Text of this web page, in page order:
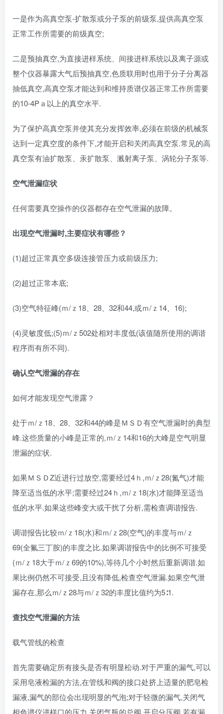
一是作为高真空泵-扩散泵或分子泵的前级泵,提供高真空泵
正常工作所需要的前级真空;
二是预抽真空,为直接进样系统、间接进样系统以及离子源或
整个仪器暴露大气后预抽真空,色质联用时也用于分子分离器
抽低真空,高真空泵才能达到和维持质谱仪器正常工作所需要
的10-4Pａ以上的真空水平.
为了保护高真空泵并使其充分发挥效率,必须在前级的机械泵
达到一定真空度的条件下,才能开启和关闭高真空泵.常见的高
真空泵有油扩散泵、汞扩散泵、溅射离子泵、涡轮分子泵等.
空气泄漏症状
任何需要真空操作的仪器都存在空气泄漏的故障。
出现空气泄漏时,主要症状有哪些？
(1)超过正常真空多级连接管压力或前级压力;
(2)超过正常本底;
(3)空气特征峰(ｍ/ｚ18、28、32和44,或ｍ/ｚ14、16);
(4)灵敏度低;(5)ｍ/ｚ502处相对丰度低(该值随所使用的调谐
程序而有所不同).
确认空气泄漏的存在
如何才能发现空气泄露？
处于ｍ/ｚ18、28、32和44的峰是ＭＳＤ有空气泄漏时的典型
峰.这些质量的小峰是正常的,ｍ/ｚ14和16的大峰是空气明显
泄漏的症状.
如果ＭＳＤZ近进行过放空,需要经过4ｈ,ｍ/ｚ28(氮气)才能
降至适当低的水平;需要经过24ｈ,ｍ/ｚ18(水)才能降至适当
低的水平.如果这些峰变大或干扰了分析,需检查调谐报告.
调谐报告比较ｍ/ｚ18(水)和ｍ/ｚ28(空气)的丰度与ｍ/ｚ
69(全氟三丁胺)的丰度之比.如果调谐报告中的比例不可接受
(ｍ/ｚ18大于ｍ/ｚ69的10%),等待几个小时然后重新调谐.如
果比例仍然不可接受,且没有降低,检查空气泄漏.如果空气泄
漏存在,那么ｍ/ｚ28与ｍ/ｚ32的丰度比值约为5∶1.
查找空气泄漏的方法
载气管线的检查
首先需要确定所有接头是否有明显松动.对于严重的漏气,可以
采用皂液检漏的方法,在管线和阀的接口处挤上适量的肥皂检
漏液,漏气的部位会出现明显的气泡;对于轻微的漏气,关闭气
相色谱仪进样口的压力,关闭气瓶的总阀,开启分压阀,若有漏